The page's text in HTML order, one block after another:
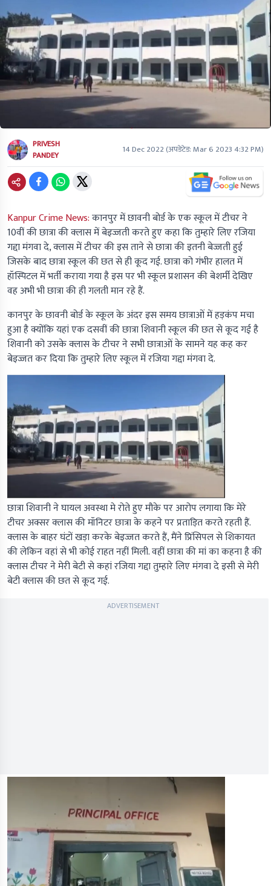
PRIVESH
PANDEY
14 Dec 2022(अपडेटेड:Mar 6 2023 4:32 PM)
Kanpur Crime News:कानपुर में छावनी बोर्ड के एक स्कूल में टीचर ने
10वीं की छात्रा की क्लास में बेइज्जती करते हुए कहा कि तुम्हारे लिए रजिया
गद्दा मंगवा दे, क्लास में टीचर की इस ताने से छात्रा की इतनी बेज्जती हुई
जिसके बाद छात्रा स्कूल की छत से ही कूद गई. छात्रा को गंभीर हालत में
हॉस्पिटल में भर्ती कराया गया है इस पर भी स्कूल प्रशासन की बेशर्मी देखिए
वह अभी भी छात्रा की ही गलती मान रहे हैं.
कानपुर के छावनी बोर्ड के स्कूल के अंदर इस समय छात्राओं में हड़कंप मचा
हुआ है क्योंकि यहां एक दसवीं की छात्रा शिवानी स्कूल की छत से कूद गई है
शिवानी को उसके क्लास के टीचर ने सभी छात्राओं के सामने यह कह कर
बेइज्जत कर दिया कि तुम्हारे लिए स्कूल में रजिया गद्दा मंगवा दे.
छात्रा शिवानी ने घायल अवस्था मे रोते हुए मौके पर आरोप लगाया कि मेरे
टीचर अक्सर क्लास की मॉनिटर छात्रा के कहने पर प्रताड़ित करते रहती हैं.
क्लास के बाहर घंटों खड़ा करके बेइज्जत करते हैं, मैंने प्रिंसिपल से शिकायत
की लेकिन वहां से भी कोई राहत नहीं मिली. वहीं छात्रा की मां का कहना है की
क्लास टीचर ने मेरी बेटी से कहां रजिया गद्दा तुम्हारे लिए मंगवा दे इसी से मेरी
बेटी क्लास की छत से कूद गई.
ADVERTISEMENT